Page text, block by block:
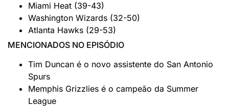
Miami Heat (39-43)
Washington Wizards (32-50)
Atlanta Hawks (29-53)
MENCIONADOS NO EPISÓDIO
Tim Duncan é o novo assistente do San Antonio
Spurs
Memphis Grizzlies é o campeão da Summer
League